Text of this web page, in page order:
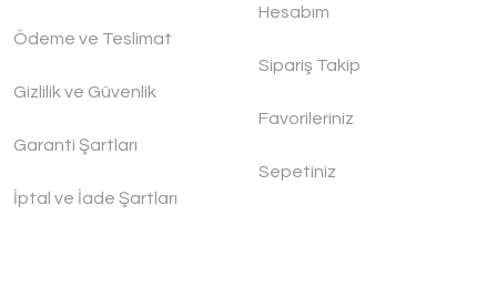
Ödeme ve Teslimat
Gizlilik ve Güvenlik
Garanti Şartları
İptal ve İade Şartları
Hesabım
Sipariş Takip
Favorileriniz
Sepetiniz